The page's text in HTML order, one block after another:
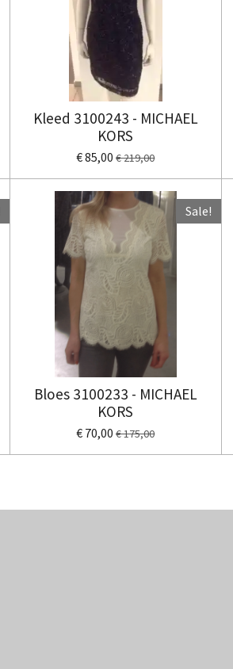
Kleed 3100243 - MICHAEL
KORS
€ 85,00 € 219,00
Sale!
Bloes 3100233 - MICHAEL
KORS
€ 70,00 € 175,00